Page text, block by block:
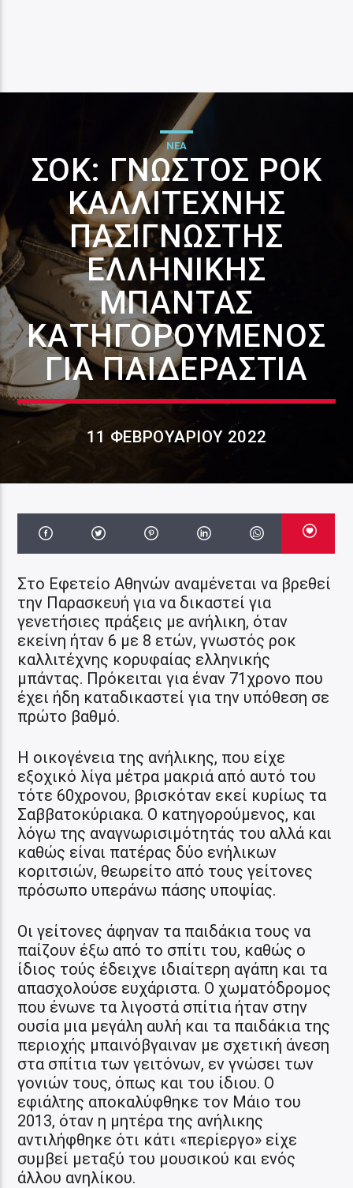
ΝΕΑ
ΣΟΚ: ΓΝΩΣΤΌΣ ΡΟΚ
ΚΑΛΛΙΤΈΧΝΗΣ
ΠΑΣΊΓΝΩΣΤΗΣ
ΕΛΛΗΝΙΚΉΣ
ΜΠΆΝΤΑΣ
ΚΑΤΗΓΟΡΟΎΜΕΝΟΣ
ΓΙΑ ΠΑΙΔΕΡΑΣΤΊΑ
11 ΦΕΒΡΟΥΑΡΊΟΥ 2022
Στο Εφετείο Αθηνών αναμένεται να βρεθεί
την Παρασκευή για να δικαστεί για
γενετήσιες πράξεις με ανήλικη, όταν
εκείνη ήταν 6 με 8 ετών, γνωστός ροκ
καλλιτέχνης κορυφαίας ελληνικής
μπάντας. Πρόκειται για έναν 71χρονο που
έχει ήδη καταδικαστεί για την υπόθεση σε
πρώτο βαθμό.
Η οικογένεια της ανήλικης, που είχε
εξοχικό λίγα μέτρα μακριά από αυτό του
τότε 60χρονου, βρισκόταν εκεί κυρίως τα
Σαββατοκύριακα. Ο κατηγορούμενος, και
λόγω της αναγνωρισιμότητάς του αλλά και
καθώς είναι πατέρας δύο ενήλικων
κοριτσιών, θεωρείτο από τους γείτονες
πρόσωπο υπεράνω πάσης υποψίας.
Οι γείτονες άφηναν τα παιδάκια τους να
παίζουν έξω από το σπίτι του, καθώς ο
ίδιος τούς έδειχνε ιδιαίτερη αγάπη και τα
απασχολούσε ευχάριστα. Ο χωματόδρομος
που ένωνε τα λιγοστά σπίτια ήταν στην
ουσία μια μεγάλη αυλή και τα παιδάκια της
περιοχής μπαινόβγαιναν με σχετική άνεση
στα σπίτια των γειτόνων, εν γνώσει των
γονιών τους, όπως και του ίδιου. Ο
εφιάλτης αποκαλύφθηκε τον Μάιο του
2013, όταν η μητέρα της ανήλικης
αντιλήφθηκε ότι κάτι «περίεργο» είχε
συμβεί μεταξύ του μουσικού και ενός
άλλου ανηλίκου.